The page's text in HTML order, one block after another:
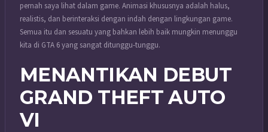
pernah saya lihat dalam game. Animasi khususnya adalah halus,
realistis, dan berinteraksi dengan indah dengan lingkungan game.
Semua itu dan sesuatu yang bahkan lebih baik mungkin menunggu
kita di GTA 6 yang sangat ditunggu-tunggu.
MENANTIKAN DEBUT
GRAND THEFT AUTO
VI